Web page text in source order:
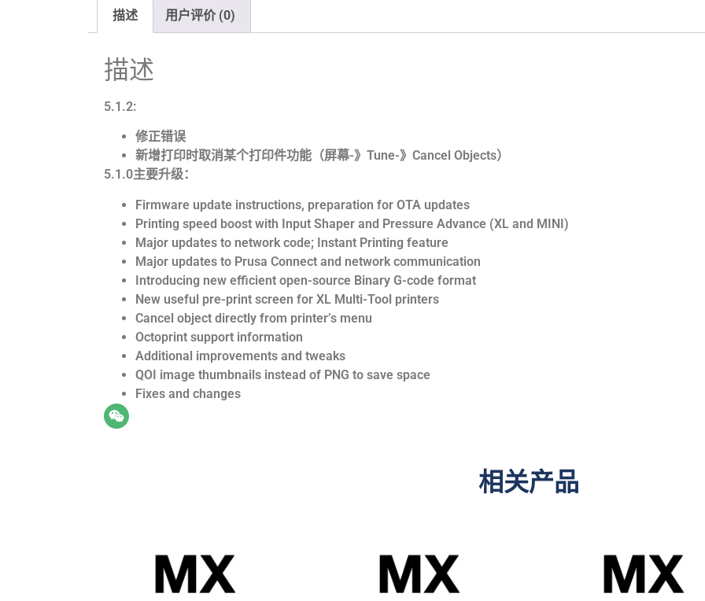
描述 用户评价 (0)
描述
5.1.2:
修正错误
新增打印时取消某个打印件功能（屏幕-》Tune-》Cancel Objects）
5.1.0主要升级：
Firmware update instructions, preparation for OTA updates
Printing speed boost with Input Shaper and Pressure Advance (XL and MINI)
Major updates to network code; Instant Printing feature
Major updates to Prusa Connect and network communication
Introducing new efficient open-source Binary G-code format
New useful pre-print screen for XL Multi-Tool printers
Cancel object directly from printer’s menu
Octoprint support information
Additional improvements and tweaks
QOI image thumbnails instead of PNG to save space
Fixes and changes
相关产品